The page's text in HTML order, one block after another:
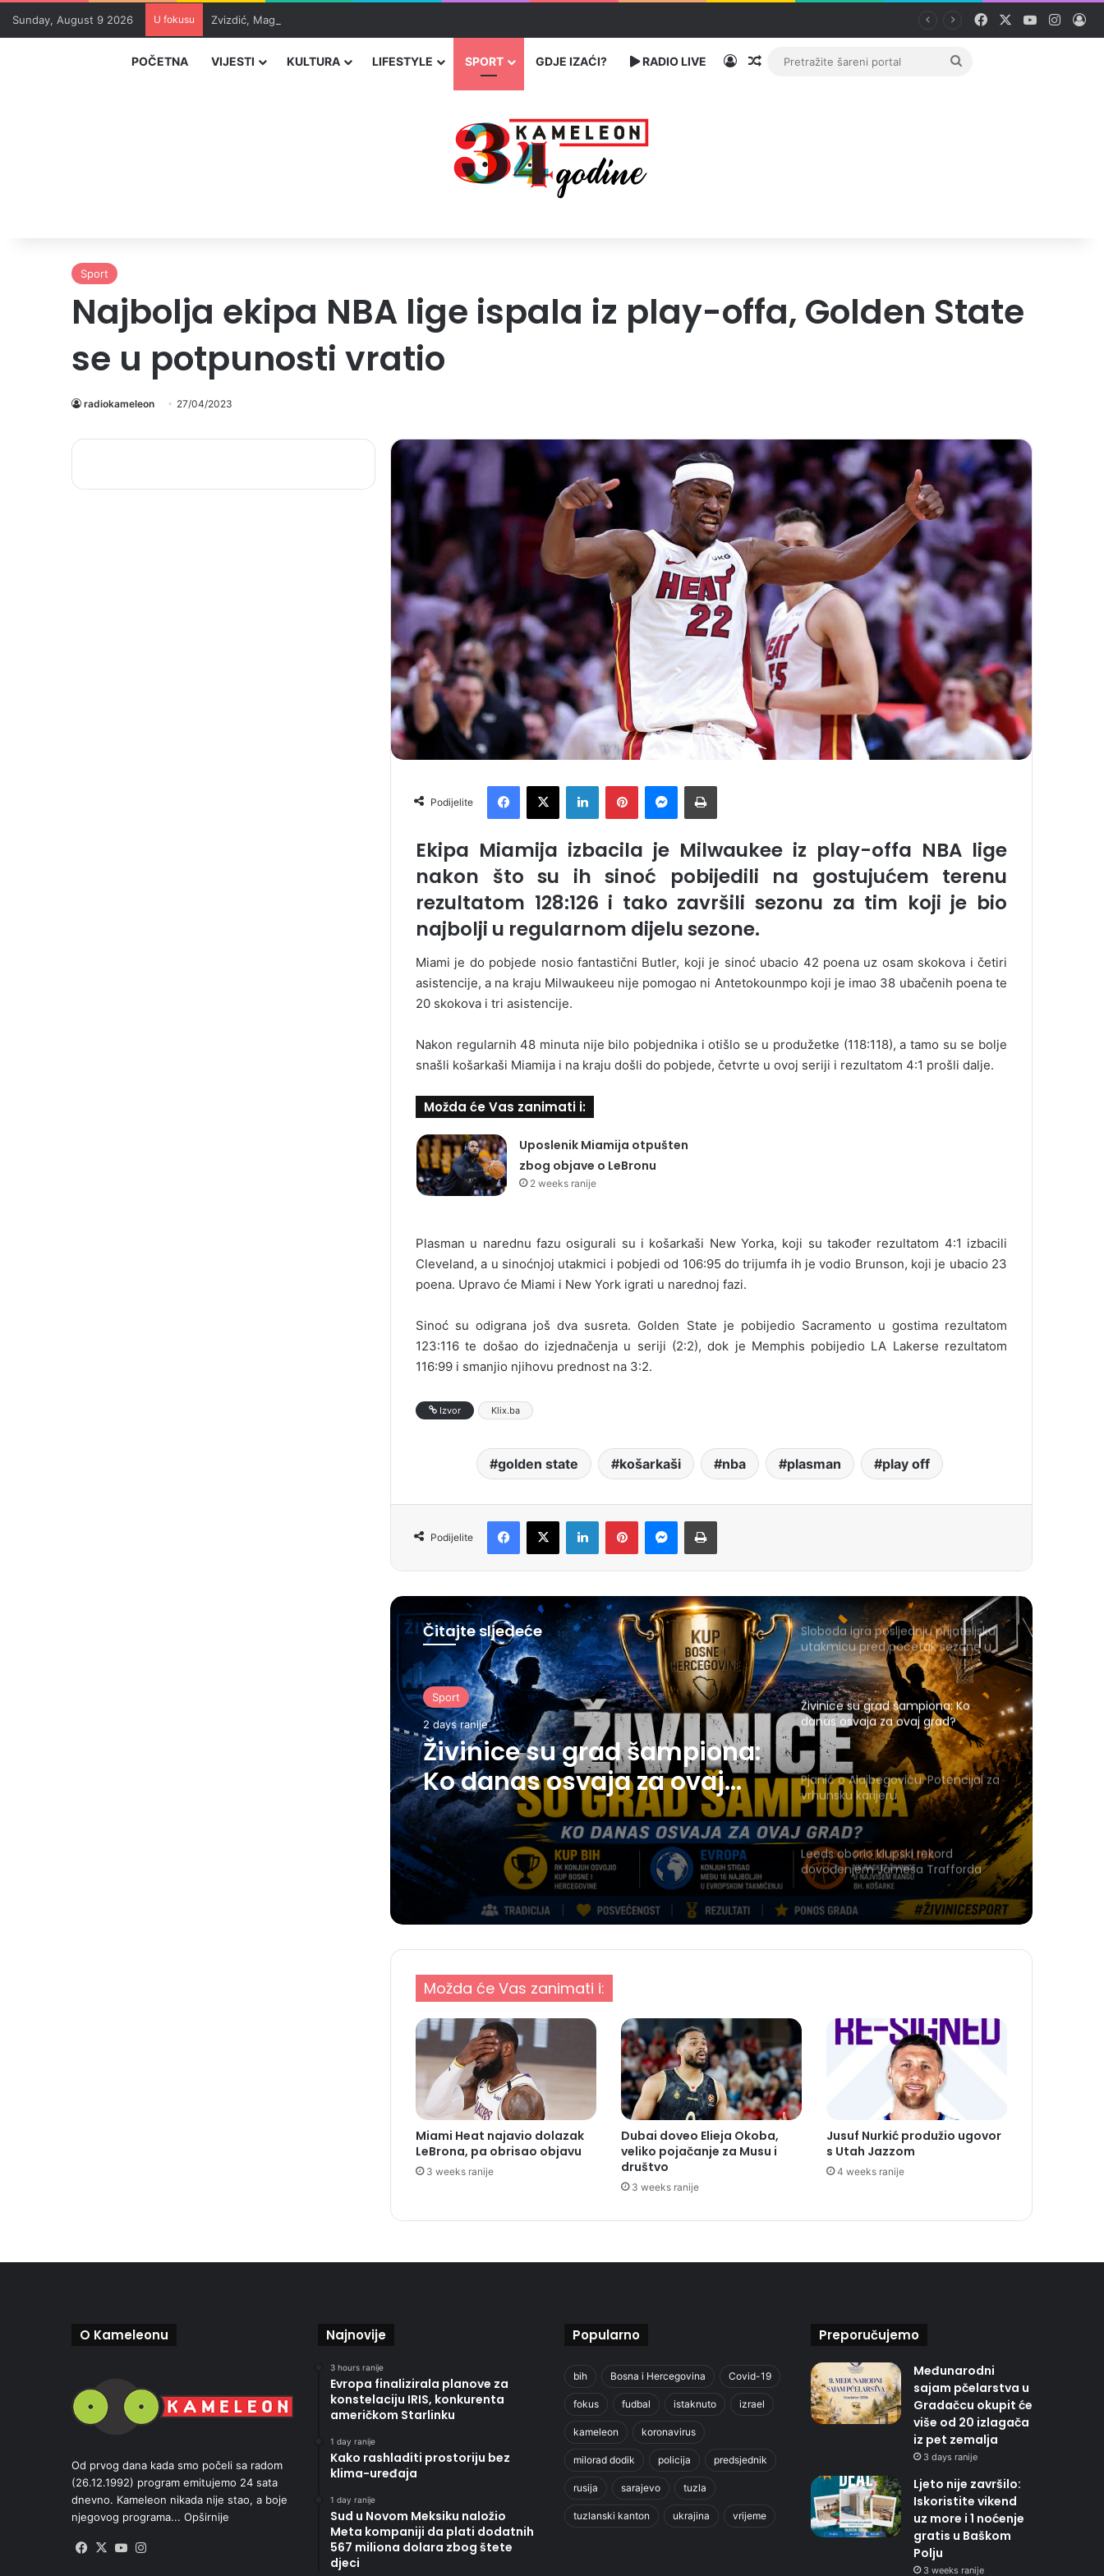
Sunday, August 9 2026 U fokusu Zvizdić, Magazinović i Kojović traže poseban status za Memorijalni centar Srebrenica Facebook YouTube
POČETNA VIJESTI KULTURA LIFESTYLE SPORT GDJE IZAĆI? RADIO LIVE PrijavaRandom članak
Pretražite
Sport
Najbolja ekipa NBA lige ispala iz play-offa, Golden State
se u potpunosti vratio
radiokameleon 27/04/2023
Podijelite
Ekipa Miamija izbacila je Milwaukee iz play-offa NBA lige
nakon što su ih sinoć pobijedili na gostujućem terenu
rezultatom 128:126 i tako završili sezonu za tim koji je bio
najbolji u regularnom dijelu sezone.
Miami je do pobjede nosio fantastični Butler, koji je sinoć ubacio 42 poena uz osam skokova i četiri
asistencije, a na kraju Milwaukeeu nije pomogao ni Antetokounmpo koji je imao 38 ubačenih poena te
20 skokova i tri asistencije.
Nakon regularnih 48 minuta nije bilo pobjednika i otišlo se u produžetke (118:118), a tamo su se bolje
snašli košarkaši Miamija i na kraju došli do pobjede, četvrte u ovoj seriji i rezultatom 4:1 prošli dalje.
Možda će Vas zanimati i:
Uposlenik Miamija otpušten
zbog objave o LeBronu
2 weeks ranije
Plasman u narednu fazu osigurali su i košarkaši New Yorka, koji su također rezultatom 4:1 izbacili
Cleveland, a u sinoćnjoj utakmici i pobjedi od 106:95 do trijumfa ih je vodio Brunson, koji je ubacio 23
poena. Upravo će Miami i New York igrati u narednoj fazi.
Sinoć su odigrana još dva susreta. Golden State je pobijedio Sacramento u gostima rezultatom
123:116 te došao do izjednačenja u seriji (2:2), dok je Memphis pobijedio LA Lakerse rezultatom
116:99 i smanjio njihovu prednost na 3:2.
Izvor Klix.ba
golden state košarkaši nba plasman play off
Podijelite
Čitajte sljedeće
Sport
2 days ranije
Živinice su grad šampiona:
Ko danas osvaja za ovaj
grad?
Sloboda igra posljednju prijateljsku
utakmicu pred početak sezone u
Gračanici
Živinice su grad šampiona: Ko
danas osvaja za ovaj grad?
Pjanić o Alajbegoviću: Potencijal za
vrhunsku karijeru
Leeds oborio klupski rekord
dovođenjem Jamesa Trafforda
Možda će Vas zanimati i:
Miami Heat najavio dolazak
LeBrona, pa obrisao objavu
3 weeks ranije
Dubai doveo Elieja Okoba,
veliko pojačanje za Musu i
društvo
3 weeks ranije
Jusuf Nurkić produžio ugovor
s Utah Jazzom
4 weeks ranije
O Kameleonu
Od prvog dana kada smo počeli sa radom
(26.12.1992) program emitujemo 24 sata
dnevno. Kameleon nikada nije stao, a boje
njegovog programa... Opširnije
Facebook
X YouTube
Najnovije
3 hours ranije
Evropa finalizirala planove za
konstelaciju IRIS, konkurenta
američkom Starlinku
1 day ranije
Kako rashladiti prostoriju bez
klima-uređaja
1 day ranije
Sud u Novom Meksiku naložio
Meta kompaniji da plati dodatnih
567 miliona dolara zbog štete
djeci
Popularno
bih Bosna i Hercegovina Covid-19
fokus fudbal istaknuto izrael
kameleon koronavirus
milorad dodik policija predsjednik
rusija sarajevo tuzla
tuzlanski kanton ukrajina vrijeme
Preporučujemo
Međunarodni
sajam pčelarstva u
Gradačcu okupit će
više od 20 izlagača
iz pet zemalja
3 days ranije
Ljeto nije završilo:
Iskoristite vikend
uz more i 1 noćenje
gratis u Baškom
Polju
3 weeks ranije